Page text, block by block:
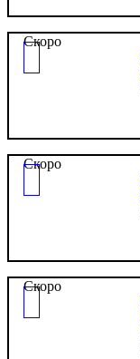
Скоро
Скоро
Скоро